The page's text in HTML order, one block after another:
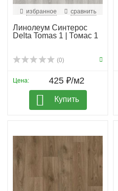
избранное сравнить
Линолеум Синтерос
Delta Tomas 1 | Томас 1
(0)
Цена: 425 ₽/м2
Купить